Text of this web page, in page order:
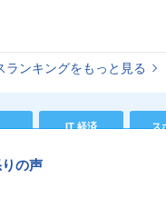
ランキングをもっと見る
IT 経済 ス
の声